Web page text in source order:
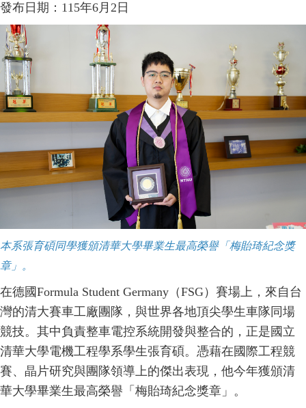
發布日期： 115年6月 2 日
本系張育碩同學獲頒清華大學畢業生最高榮譽「梅貽琦紀念獎
章」。
在德國Formula Student Germany（FSG）賽場上，來自台
灣的清大賽車工廠團隊，與世界各地頂尖學生車隊同場
競技。其中負責整車電控系統開發與整合的，正是國立
清華大學電機工程學系學生張育碩。憑藉在國際工程競
賽、晶片研究與團隊領導上的傑出表現，他今年獲頒清
華大學畢業生最高榮譽「梅貽琦紀念獎章」。